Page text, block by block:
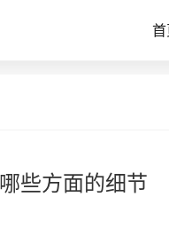
首
些方面的细节